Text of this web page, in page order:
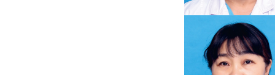
王彩琴